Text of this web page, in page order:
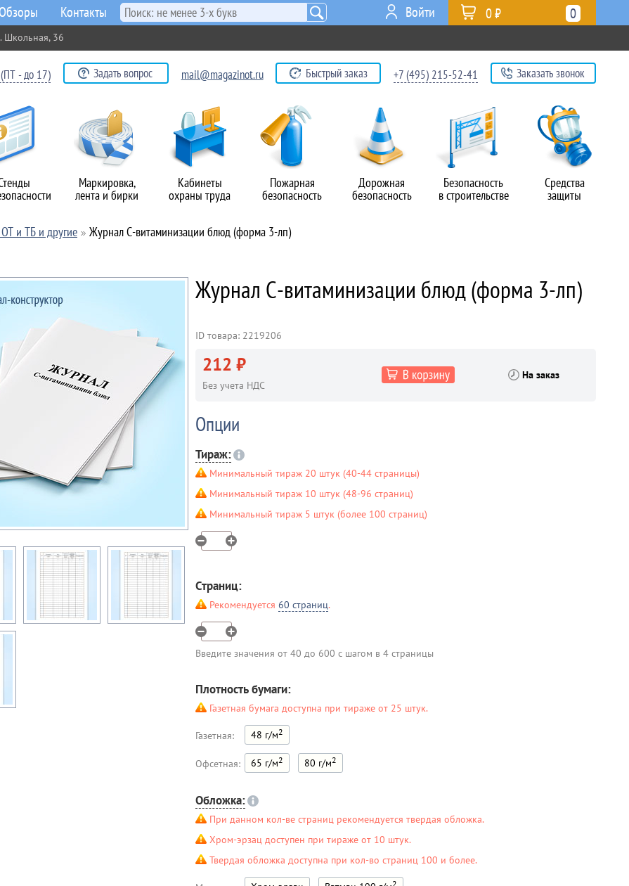
Школьная, 36
Маркировка,
лента и бирки
Кабинеты
охраны труда
Пожарная
безопасность
Дорожная
безопасность
Безопасность
в строительстве
Средства
защиты
Обзоры Контакты 0
0 ₽
Войти
- до 17) Задать вопрос mail@magazinot.ru Быстрый заказ +7 (495) 215-52-41 Заказать звонок
и ТБ и другие Журнал С-витаминизации блюд (форма 3-лп)
Журнал С-витаминизации блюд (форма 3-лп)
ID товара: 2219206
212 ₽
Без учета НДС
На заказ
Опции
Тираж:
Минимальный тираж 20 штук (40-44 страницы)
Минимальный тираж 10 штук (48-96 страниц)
Минимальный тираж 5 штук (более 100 страниц)
Страниц:
Рекомендуется 60 страниц.
Введите значения от 40 до 600 с шагом в 4 страницы
Плотность бумаги:
Газетная бумага доступна при тираже от 25 штук.
Газетная: 48 г/м2
Офсетная: 65 г/м2 80 г/м2
Обложка:
При данном кол-ве страниц рекомендуется твердая обложка.
Хром-эрзац доступен при тираже от 10 штук.
Твердая обложка доступна при кол-во страниц 100 и более.
2